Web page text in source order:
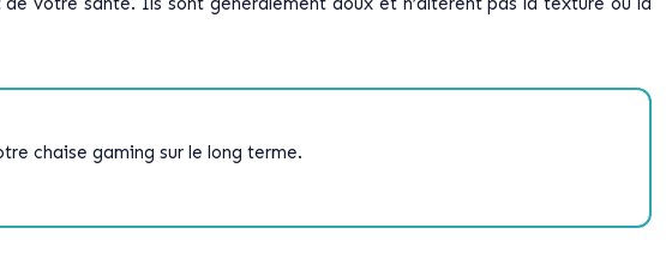
chaise gaming sur le long terme.